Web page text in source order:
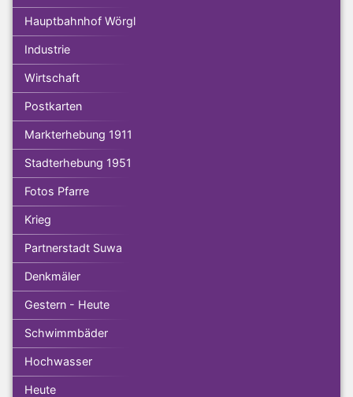
Hauptbahnhof Wörgl
Industrie
Wirtschaft
Postkarten
Markterhebung 1911
Stadterhebung 1951
Fotos Pfarre
Krieg
Partnerstadt Suwa
Denkmäler
Gestern - Heute
Schwimmbäder
Hochwasser
Heute